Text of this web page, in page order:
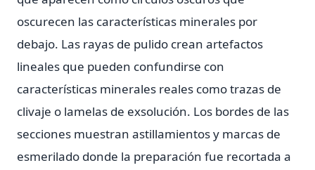
oscurecen las características minerales por
debajo. Las rayas de pulido crean artefactos
lineales que pueden confundirse con
características minerales reales como trazas de
clivaje o lamelas de exsolución. Los bordes de las
secciones muestran astillamientos y marcas de
esmerilado donde la preparación fue recortada a